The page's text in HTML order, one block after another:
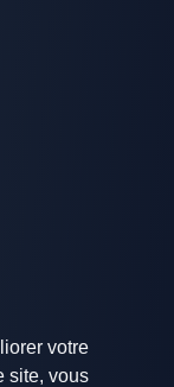
votre
site, vous